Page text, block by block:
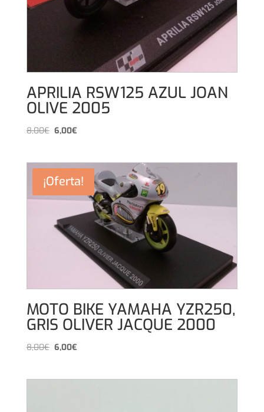
APRILIA RSW125 AZUL JOAN
OLIVE 2005
8,00€El
era:
8,00€.
6,00€El
es:
6,00€.
¡Oferta!
MOTO BIKE YAMAHA YZR250,
GRIS OLIVER JACQUE 2000
8,00€El6,00€El